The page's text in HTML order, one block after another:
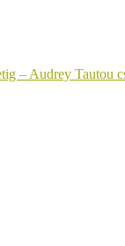
– Audrey Tautou